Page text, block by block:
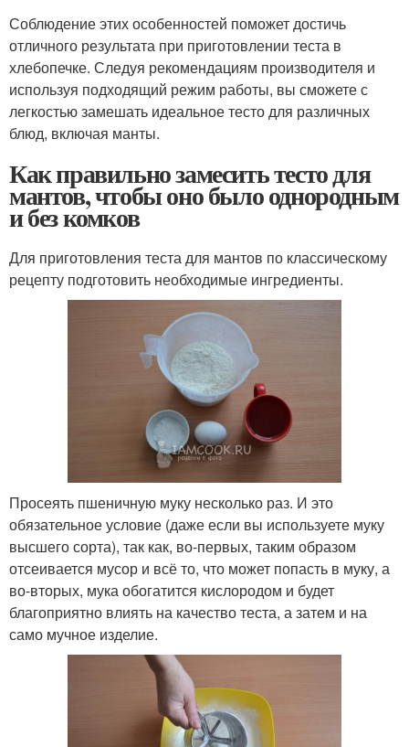
Соблюдение этих особенностей поможет достичь
отличного результата при приготовлении теста в
хлебопечке. Следуя рекомендациям производителя и
используя подходящий режим работы, вы сможете с
легкостью замешать идеальное тесто для различных
блюд, включая манты.
Как правильно замесить тесто для
мантов, чтобы оно было однородным
и без комков
Для приготовления теста для мантов по классическому
рецепту подготовить необходимые ингредиенты.
Просеять пшеничную муку несколько раз. И это
обязательное условие (даже если вы используете муку
высшего сорта), так как, во-первых, таким образом
отсеивается мусор и всё то, что может попасть в муку, а
во-вторых, мука обогатится кислородом и будет
благоприятно влиять на качество теста, а затем и на
само мучное изделие.